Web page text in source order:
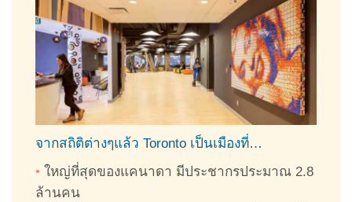
จากสถิติต่างๆแล้ว Toronto เป็นเมืองที่…
• ใหญ่ที่สุดของแคนาดา มีประชากรประมาณ 2.8
ล้านคน